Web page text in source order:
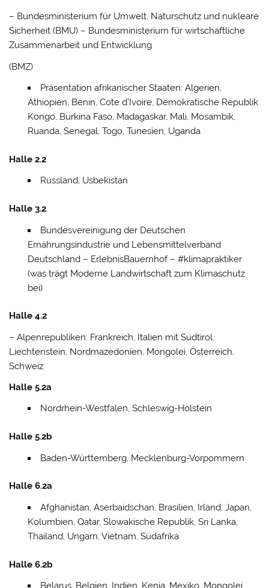
– Bundesministerium für Umwelt, Naturschutz und nukleare
Sicherheit (BMU) – Bundesministerium für wirtschaftliche
Zusammenarbeit und Entwicklung
(BMZ)
Präsentation afrikanischer Staaten: Algerien,
Äthiopien, Benin, Cote d’Ivoire, Demokratische Republik
Kongo, Burkina Faso, Madagaskar, Mali, Mosambik,
Ruanda, Senegal, Togo, Tunesien, Uganda
Halle 2.2
Russland, Usbekistan
Halle 3.2
Bundesvereinigung der Deutschen
Ernährungsindustrie und Lebensmittelverband
Deutschland – ErlebnisBauernhof – #klimapraktiker
(was trägt Moderne Landwirtschaft zum Klimaschutz
bei)
Halle 4.2
– Alpenrepubliken: Frankreich, Italien mit Südtirol,
Liechtenstein, Nordmazedonien, Mongolei, Österreich,
Schweiz
Halle 5.2a
Nordrhein-Westfalen, Schleswig-Holstein
Halle 5.2b
Baden-Württemberg, Mecklenburg-Vorpommern
Halle 6.2a
Afghanistan, Aserbaidschan, Brasilien, Irland, Japan,
Kolumbien, Qatar, Slowakische Republik, Sri Lanka,
Thailand, Ungarn, Vietnam, Südafrika
Halle 6.2b
Belarus, Belgien, Indien, Kenia, Mexiko, Mongolei,